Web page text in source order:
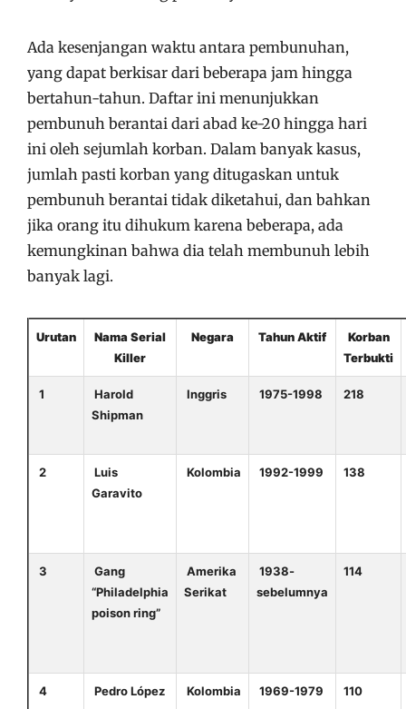
Ada kesenjangan waktu antara pembunuhan,
yang dapat berkisar dari beberapa jam hingga
bertahun-tahun. Daftar ini menunjukkan
pembunuh berantai dari abad ke-20 hingga hari
ini oleh sejumlah korban. Dalam banyak kasus,
jumlah pasti korban yang ditugaskan untuk
pembunuh berantai tidak diketahui, dan bahkan
jika orang itu dihukum karena beberapa, ada
kemungkinan bahwa dia telah membunuh lebih
banyak lagi.
Urutan
Nama Serial
Killer
Negara Tahun Aktif
Korban
Terbukti
1
Harold
Shipman
Inggris 1975-1998 218
2
Luis
Garavito
Kolombia 1992-1999 138
3
Gang
“Philadelphia
poison ring”
Amerika
Serikat
1938-
sebelumnya
114
4 Pedro López Kolombia 1969-1979 110